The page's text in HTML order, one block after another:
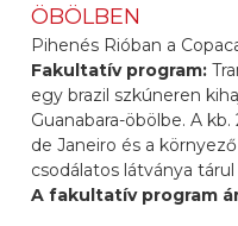
ÖBÖLBEN
Pihenés Rióban a
Fakultatív program:
egy brazil szkúneren
Guanabara-öbölbe. A
de Janeiro és a
csodálatos látványa
A fakultatív program